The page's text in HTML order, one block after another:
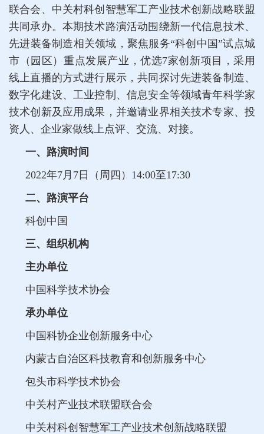
联合会、中关村科创智慧军工产业技术创新战略联盟
共同承办。本期技术路演活动围绕新一代信息技术、
先进装备制造相关领域，聚焦服务“科创中国”试点城
市（园区）重点发展产业，优选7家创新项目，采用
线上直播的方式进行展示，共同探讨先进装备制造、
数字化建设、工业控制、信息安全等领域青年科学家
技术创新及应用成果，并邀请业界相关技术专家、投
资人、企业家做线上点评、交流、对接。
一、路演时间
2022年7月7日（周四）14:00至17:30
二、路演平台
科创中国
三、组织机构
主办单位
中国科学技术协会
承办单位
中国科协企业创新服务中心
内蒙古自治区科技教育和创新服务中心
包头市科学技术协会
中关村产业技术联盟联合会
中关村科创智慧军工产业技术创新战略联盟